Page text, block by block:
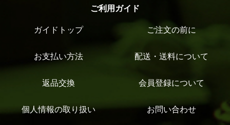
ご利用ガイド
ガイドトップ ご注文の前に
お支払い方法 配送・送料について
返品交換 会員登録について
個人情報の取り扱い お問い合わせ